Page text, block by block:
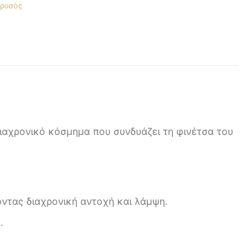
κόσμημα που συνδυάζει τη φινέτσα του
διαχρονική αντοχή και λάμψη.